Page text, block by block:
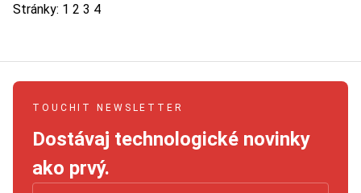
Stránky: 1 2 3 4
TOUCHIT NEWSLETTER
Dostávaj technologické novinky
ako prvý.